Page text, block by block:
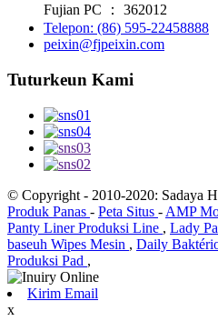
Fujian PC ： 362012
Telepon: (86) 595-22458888
peixin@fjpeixin.com
Tuturkeun Kami
© Copyright - 2010-2020: Sadaya
Produk Panas - Peta Situs - AMP
Panty Liner Produksi Line , Lady
baseuh Wipes Mesin , Daily
Produksi Pad ,
Kirim Email
x